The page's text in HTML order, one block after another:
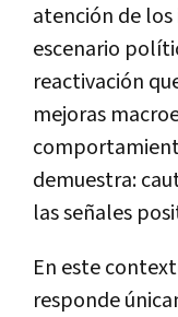
atención de
escenario
reactivación
mejoras
demuestra:
las señales
En este
responde